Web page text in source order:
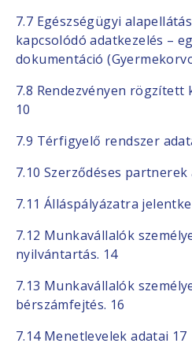
7.7 Egészségügyi
kapcsolódó adatkezelés –
dokumentáció
7.8 Rendezvényen rögzített
10
7.9 Térfigyelő rendszer
7.10 Szerződéses partnerek
7.11 Álláspályázatra
7.12 Munkavállalók
nyilvántartás. 14
7.13 Munkavállalók
bérszámfejtés. 16
7.14 Menetlevelek adatai 17